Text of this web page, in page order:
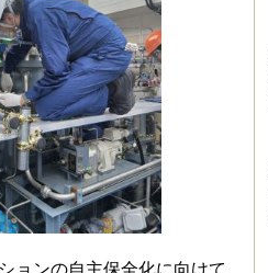
ョンの自主保全化に向けて